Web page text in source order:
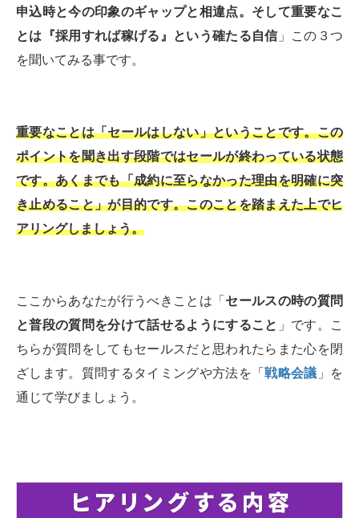
申込時と今の印象のギャップと相違点。そして重要なこ
とは『採用すれば稼げる』という確たる自信」この３つ
を聞いてみる事です。
重要なことは「セールはしない」ということです。この
ポイントを聞き出す段階ではセールが終わっている状態
です。あくまでも「成約に至らなかった理由を明確に突
き止めること」が目的です。このことを踏まえた上でヒ
アリングしましょう。
ここからあなたが行うべきことは「 セールスの時の質問
と普段の質問を分けて話せるようにすること 」です。こ
ちらが質問をしてもセールスだと思われたらまた心を閉
ざします。質問するタイミングや方法を「戦略会議 」を
通じて学びましょう。